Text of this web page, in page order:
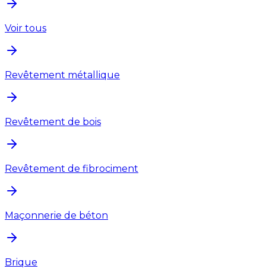
Voir tous
Revêtement métallique
Revêtement de bois
Revêtement de fibrociment
Maçonnerie de béton
Brique